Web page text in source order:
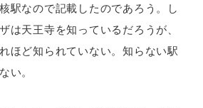
駅なので記載したのであろう。し
は天王寺を知っているだろうが、
ほど知られていない。知らない駅
い。